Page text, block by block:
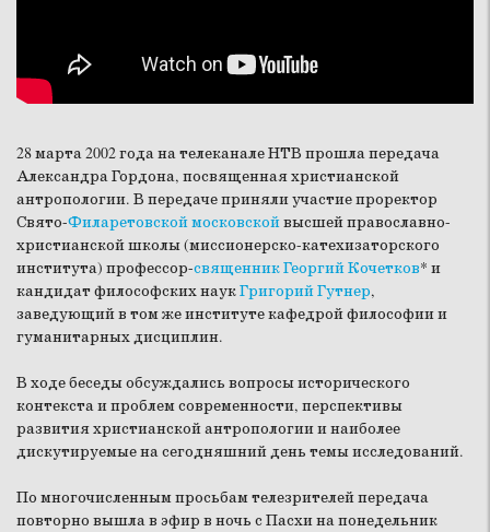
28 марта 2002 года на телеканале НТВ прошла передача
Александра Гордона, посвященная христианской
антропологии. В передаче приняли участие проректор
Свято-Филаретовской московскойвысшей православно-
христианской школы (миссионерско-катехизаторского
института) профессор-священник Георгий Кочетков* и
кандидат философских наукГригорий Гутнер,
заведующий в том же институте кафедрой философии и
гуманитарных дисциплин.
В ходе беседы обсуждались вопросы исторического
контекста и проблем современности, перспективы
развития христианской антропологии и наиболее
дискутируемые на сегодняшний день темы исследований.
По многочисленным просьбам телезрителей передача
повторно вышла в эфир в ночь с Пасхи на понедельник